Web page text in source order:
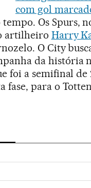
com gol
Os Spurs,
artilheiro Harry
O City
da história
foi a semifinal de
fase, para o
Brasil en Instagram
País Brasil en Twitter
El País Brasil en